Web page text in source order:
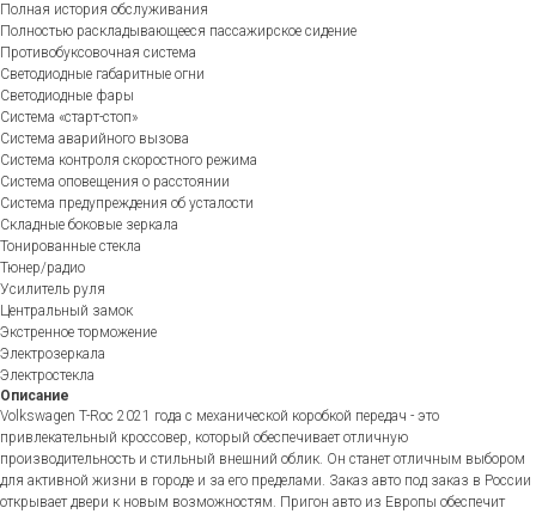
Полная история обслуживания
Полностью раскладывающееся пассажирское сидение
Противобуксовочная система
Светодиодные габаритные огни
Светодиодные фары
Система «старт-стоп»
Система аварийного вызова
Система контроля скоростного режима
Система оповещения о расстоянии
Система предупреждения об усталости
Складные боковые зеркала
Тонированные стекла
Тюнер/радио
Усилитель руля
Центральный замок
Экстренное торможение
Электрозеркала
Электростекла
Описание
Volkswagen T-Roc 2021 года с механической коробкой передач - это
привлекательный кроссовер, который обеспечивает отличную
производительность и стильный внешний облик. Он станет отличным выбором
для активной жизни в городе и за его пределами. Заказ авто под заказ в России
открывает двери к новым возможностям. Пригон авто из Европы обеспечит